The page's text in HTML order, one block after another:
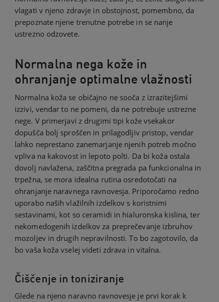
vlagati v njeno zdravje in obstojnost, pomembno, da
prepoznate njene trenutne potrebe in se nanje
ustrezno odzovete.
Normalna nega kože in
ohranjanje optimalne vlažnosti
Normalna koža se običajno ne sooča z izrazitejšimi
izzivi, vendar to ne pomeni, da ne potrebuje ustrezne
nege. V primerjavi z drugimi tipi kože vsekakor
dopušča bolj sproščen in prilagodljiv pristop, vendar
lahko neprestano zanemarjanje njenih potreb močno
vpliva na kakovost in lepoto polti. Da bi koža ostala
dovolj navlažena, zaščitna pregrada pa funkcionalna in
trpežna, se mora idealna rutina osredotočati na
ohranjanje naravnega ravnovesja. Priporočamo redno
uporabo naših vlažilnih izdelkov s koristnimi
sestavinami, kot so ceramidi in hialuronska kislina, ter
nekomedogenih izdelkov za preprečevanje izbruhov
mozoljev in drugih nepravilnosti. To bo zagotovilo, da
bo vaša koža vselej videti zdrava in vitalna.
Čiščenje in toniziranje
Glede na njeno naravno ravnovesje je prvi korak k